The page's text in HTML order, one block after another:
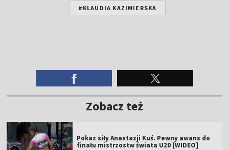
#KLAUDIA KAZIMIERSKA
Zobacz też
Pokaz siły Anastazji Kuś. Pewny awans do
finału mistrzostw świata U20 [WIDEO]